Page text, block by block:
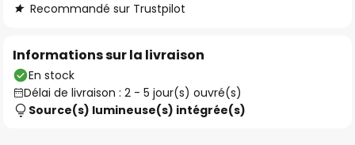
Recommandé sur Trustpilot
Informations sur la livraison
En stock
Délai de livraison : 2 - 5 jour(s) ouvré(s)
Source(s) lumineuse(s) intégrée(s)